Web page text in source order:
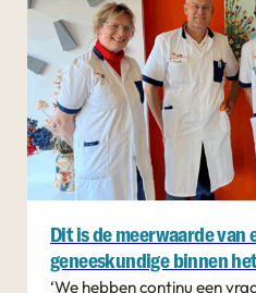
Dit is de meerwaarde van
geneeskundige binnen
‘We hebben continu een